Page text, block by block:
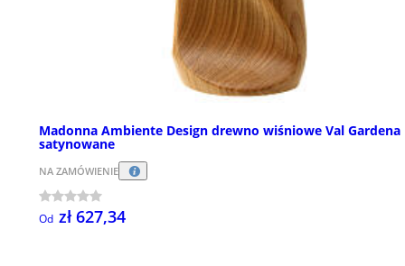
Madonna Ambiente Design drewno wiśniowe Val Gardena
satynowane
NA ZAMÓWIENIE
Od zł 627,34